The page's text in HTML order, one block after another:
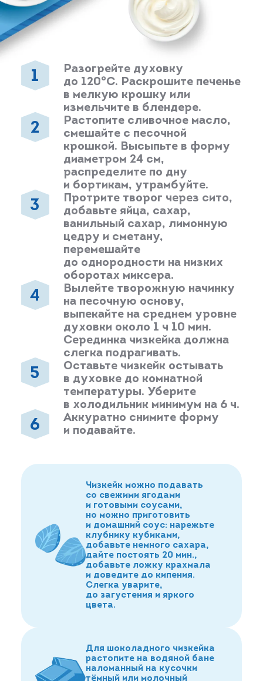
Разогрейте духовку
до 120°С. Раскрошите печенье
в мелкую крошку или
измельчите в блендере.
Растопите сливочное масло,
смешайте с песочной
крошкой. Высыпьте в форму
диаметром 24 см,
распределите по дну
и бортикам, утрамбуйте.
Протрите творог через сито,
добавьте яйца, сахар,
ванильный сахар, лимонную
цедру и сметану,
перемешайте
до однородности на низких
оборотах миксера.
Вылейте творожную начинку
на песочную основу,
выпекайте на среднем уровне
духовки около 1 ч 10 мин.
Серединка чизкейка должна
слегка подрагивать.
Оставьте чизкейк остывать
в духовке до комнатной
температуры. Уберите
в холодильник минимум на 6 ч.
Аккуратно снимите форму
и подавайте.
Чизкейк можно подавать
со свежими ягодами
и готовыми соусами,
но можно приготовить
и домашний соус: нарежьте
клубнику кубиками,
добавьте немного сахара,
дайте постоять 20 мин.,
добавьте ложку крахмала
и доведите до кипения.
Слегка уварите,
до загустения и яркого
цвета.
Для шоколадного чизкейка
растопите на водяной бане
наломанный на кусочки
тёмный или молочный